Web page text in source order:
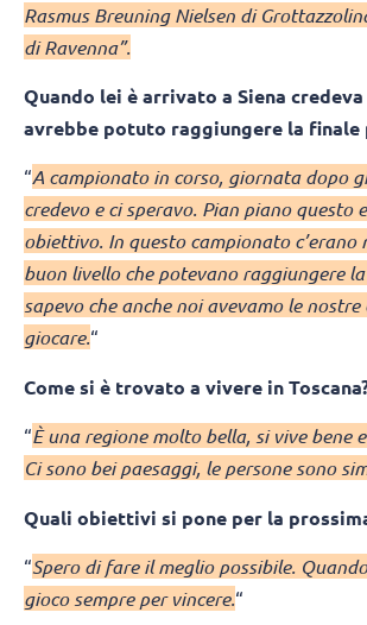
Rasmus Breuning Nielsen di
di Ravenna”.
Quando lei è arrivato a Siena
avrebbe potuto raggiungere la finale
“A campionato in corso, giornata dopo
credevo e ci speravo. Pian piano questo
obiettivo. In questo campionato c’erano
buon livello che potevano raggiungere
sapevo che anche noi avevamo le nostre
giocare.“
Come si è trovato a vivere in
“È una regione molto bella, si vive bene
Ci sono bei paesaggi, le persone sono
Quali obiettivi si pone per la
“Spero di fare il meglio possibile.
gioco sempre per vincere.“